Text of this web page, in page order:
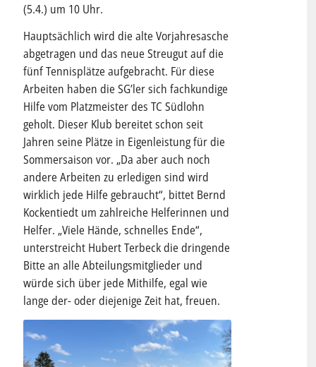
(5.4.) um 10 Uhr.
Hauptsächlich wird die alte Vorjahresasche
abgetragen und das neue Streugut auf die
fünf Tennisplätze aufgebracht. Für diese
Arbeiten haben die SG’ler sich fachkundige
Hilfe vom Platzmeister des TC Südlohn
geholt. Dieser Klub bereitet schon seit
Jahren seine Plätze in Eigenleistung für die
Sommersaison vor. „Da aber auch noch
andere Arbeiten zu erledigen sind wird
wirklich jede Hilfe gebraucht“, bittet Bernd
Kockentiedt um zahlreiche Helferinnen und
Helfer. „Viele Hände, schnelles Ende“,
unterstreicht Hubert Terbeck die dringende
Bitte an alle Abteilungsmitglieder und
würde sich über jede Mithilfe, egal wie
lange der- oder diejenige Zeit hat, freuen.